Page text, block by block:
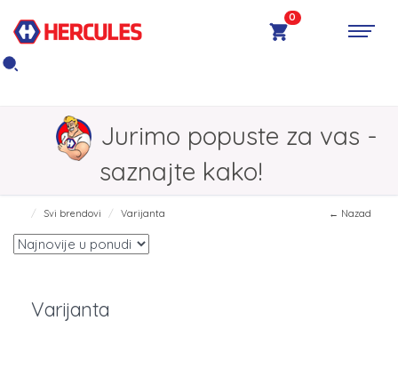
0
Jurimo popuste za vas -
saznajte kako!
Svi brendovi Varijanta ← Nazad
Varijanta